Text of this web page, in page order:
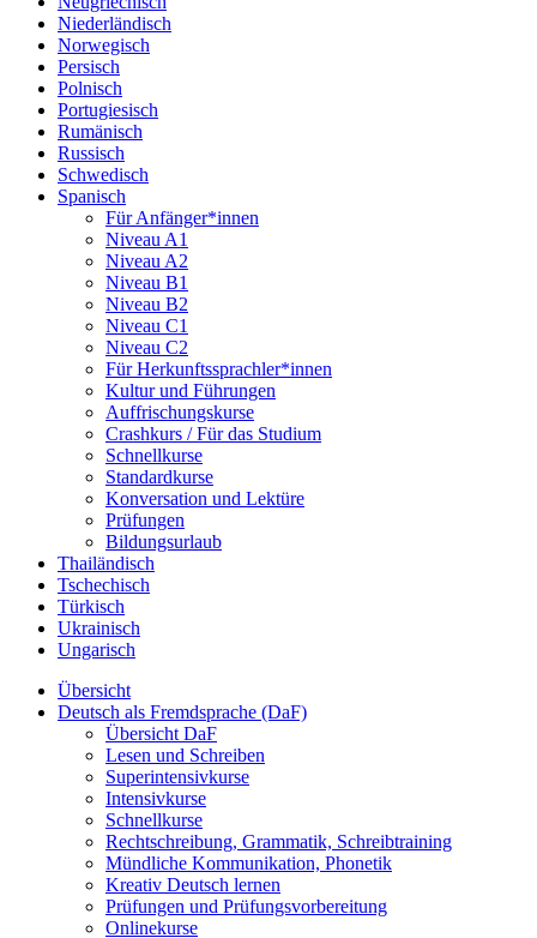
Niederländisch
Norwegisch
Persisch
Polnisch
Portugiesisch
Rumänisch
Russisch
Schwedisch
Spanisch
Für Anfänger*innen
Niveau A1
Niveau A2
Niveau B1
Niveau B2
Niveau C1
Niveau C2
Für Herkunftssprachler*innen
Kultur und Führungen
Auffrischungskurse
Crashkurs / Für das Studium
Schnellkurse
Standardkurse
Konversation und Lektüre
Prüfungen
Bildungsurlaub
Thailändisch
Tschechisch
Türkisch
Ukrainisch
Ungarisch
Übersicht
Deutsch als Fremdsprache (DaF)
Übersicht DaF
Lesen und Schreiben
Superintensivkurse
Intensivkurse
Schnellkurse
Rechtschreibung, Grammatik, Schreibtraining
Mündliche Kommunikation, Phonetik
Kreativ Deutsch lernen
Prüfungen und Prüfungsvorbereitung
Onlinekurse